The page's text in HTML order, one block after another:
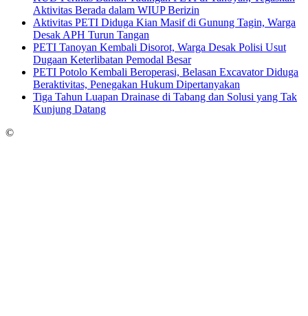
Aktivitas Berada dalam WIUP Berizin
Aktivitas PETI Diduga Kian Masif di Gunung Tagin, Warga
Desak APH Turun Tangan
PETI Tanoyan Kembali Disorot, Warga Desak Polisi Usut
Dugaan Keterlibatan Pemodal Besar
PETI Potolo Kembali Beroperasi, Belasan Excavator Diduga
Beraktivitas, Penegakan Hukum Dipertanyakan
Tiga Tahun Luapan Drainase di Tabang dan Solusi yang Tak
Kunjung Datang
©